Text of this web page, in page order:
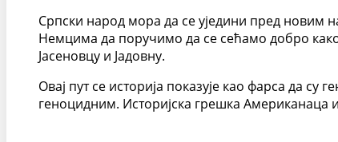
Српски народ мора да се уједини пред новим
Немцима да поручимо да се сећамо добро
Јасеновцу и Јадовну.
Овај пут се историја показује као фарса да
геноцидним. Историјска грешка Американаца